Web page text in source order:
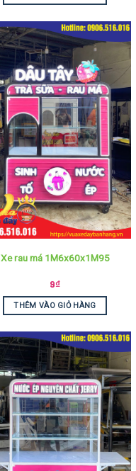
Xe rau má 1M6x60x1M95
9₫
THÊM VÀO GIỎ HÀNG